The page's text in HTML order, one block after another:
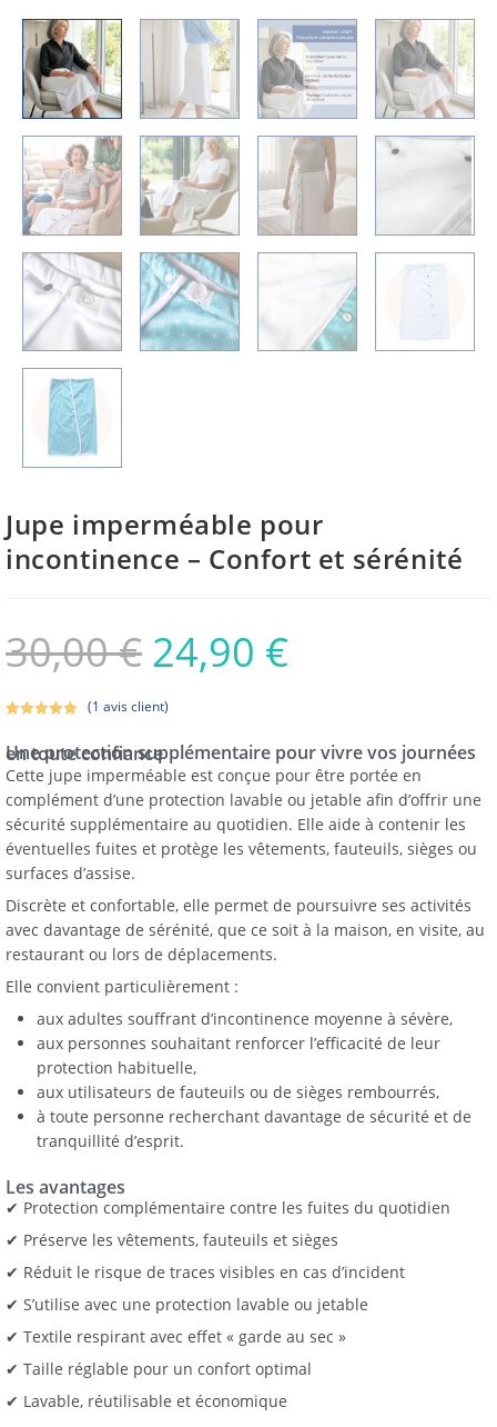
Jupe imperméable pour
incontinence – Confort et sérénité
30,00€ 24,90 €
sur 5
basé sur
(1 avis client)
Une protection supplémentaire pour vivre vos journées en toute confiance
Cette jupe imperméable est conçue pour être portée en
complément d’une protection lavable ou jetable afin d’offrir une
sécurité supplémentaire au quotidien. Elle aide à contenir les
éventuelles fuites et protège les vêtements, fauteuils, sièges ou
surfaces d’assise.
Discrète et confortable, elle permet de poursuivre ses activités
avec davantage de sérénité, que ce soit à la maison, en visite, au
restaurant ou lors de déplacements.
Elle convient particulièrement :
aux adultes souffrant d’incontinence moyenne à sévère,
aux personnes souhaitant renforcer l’efficacité de leur
protection habituelle,
aux utilisateurs de fauteuils ou de sièges rembourrés,
à toute personne recherchant davantage de sécurité et de
tranquillité d’esprit.
Les avantages
✔ Protection complémentaire contre les fuites du quotidien
✔ Préserve les vêtements, fauteuils et sièges
✔ Réduit le risque de traces visibles en cas d’incident
✔ S’utilise avec une protection lavable ou jetable
✔ Textile respirant avec effet « garde au sec »
✔ Taille réglable pour un confort optimal
✔ Lavable, réutilisable et économique